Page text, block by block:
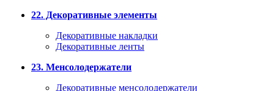
22. Декоративные элементы
Декоративные накладки
Декоративные ленты
23. Менсолодержатели
Декоративные менсолодержатели